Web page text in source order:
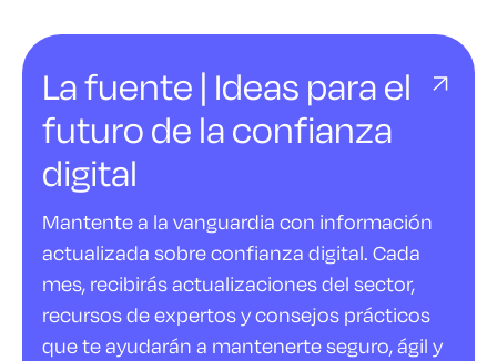
La fuente | Ideas para el
futuro de la confianza
digital
Mantente a la vanguardia con información
actualizada sobre confianza digital. Cada
mes, recibirás actualizaciones del sector,
recursos de expertos y consejos prácticos
que te ayudarán a mantenerte seguro, ágil y